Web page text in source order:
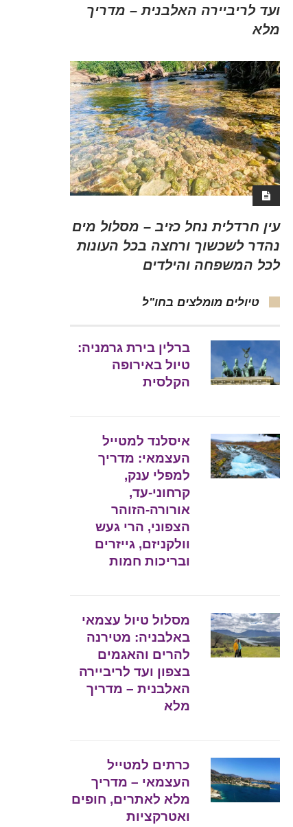
ועד לריביירה האלבנית – מדריך
מלא
עין חרדלית נחל כזיב – מסלול מים
נהדר לשכשוך ורחצה בכל העונות
לכל המשפחה והילדים
טיולים מומלצים בחו"ל
ברלין בירת גרמניה:
טיול באירופה
הקלסית
איסלנד למטייל
העצמאי: מדריך
למפלי ענק,
קרחוני-עד,
אורורה-הזוהר
הצפוני, הרי געש
וולקניזם, גייזרים
ובריכות חמות
מסלול טיול עצמאי
באלבניה: מטירנה
להרים והאגמים
בצפון ועד לריביירה
האלבנית – מדריך
מלא
כרתים למטייל
העצמאי – מדריך
מלא לאתרים, חופים
ואטרקציות